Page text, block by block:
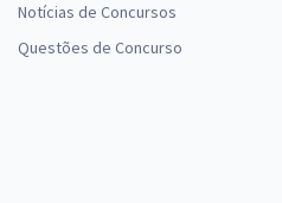
Notícias de Concursos
Questões de Concurso